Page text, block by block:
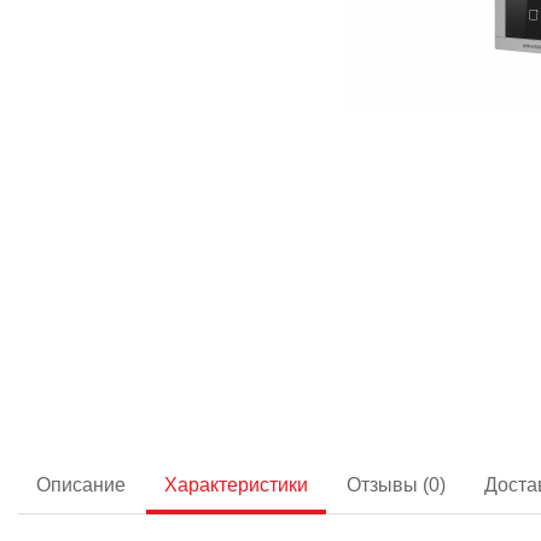
Описание Характеристики Отзывы (0)